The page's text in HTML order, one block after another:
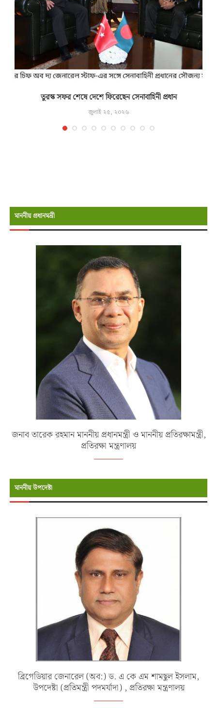
তুরস্ক সফর শেষে দেশে ফিরেছেন সেনাবাহিনী প্রধান
জুলাই ২৫, ২০২৬
মাননীয় প্রধানমন্রী
জনাব তারেক রহমান মাননীয় প্রধানমন্ত্রী ও মাননীয় প্রতিরক্ষামন্ত্রী,
প্রতিরক্ষা মন্ত্রণালয়
মাননীয় উপদেষ্টা
ব্রিগেডিয়ার জেনারেল (অব:) ড. এ কে এম শামছুল ইসলাম,
উপদেষ্টা (প্রতিমন্ত্রী পদমর্যাদা) , প্রতিরক্ষা মন্ত্রণালয়